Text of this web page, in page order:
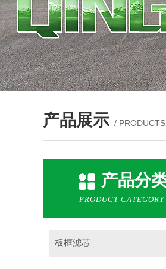
产品展示 / PRODUCTS
产品分
PRODUCT CATEGORY
板框滤芯